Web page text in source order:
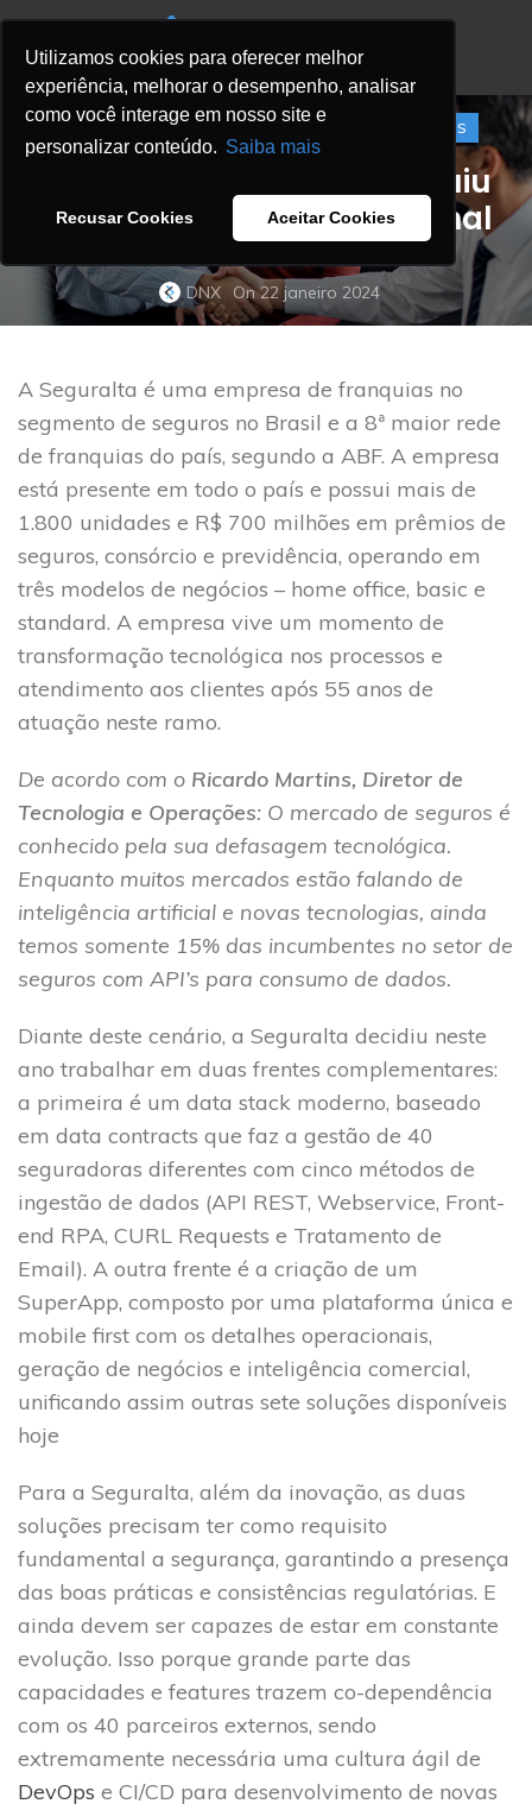
Utilizamos cookies para oferecer melhor
experiência, melhorar o desempenho, analisar
como você interage em nosso site e
personalizar conteúdo. Saiba mais
Recusar Cookies Aceitar Cookies
APP MODERNIZATION , DEVOPS
Como a Seguralta construiu
sua plataforma operacional
sem backend na AWS
DNX On 22 janeiro 2024
A Seguralta é uma empresa de franquias no
segmento de seguros no Brasil e a 8ª maior rede
de franquias do país, segundo a ABF. A empresa
está presente em todo o país e possui mais de
1.800 unidades e R$ 700 milhões em prêmios de
seguros, consórcio e previdência, operando em
três modelos de negócios – home office, basic e
standard. A empresa vive um momento de
transformação tecnológica nos processos e
atendimento aos clientes após 55 anos de
atuação neste ramo.
De acordo com o Ricardo Martins, Diretor de
Tecnologia e Operações: O mercado de seguros é
conhecido pela sua defasagem tecnológica.
Enquanto muitos mercados estão falando de
inteligência artificial e novas tecnologias, ainda
temos somente 15% das incumbentes no setor de
seguros com API’s para consumo de dados.
Diante deste cenário, a Seguralta decidiu neste
ano trabalhar em duas frentes complementares:
a primeira é um data stack moderno, baseado
em data contracts que faz a gestão de 40
seguradoras diferentes com cinco métodos de
ingestão de dados (API REST, Webservice, Front-
end RPA, CURL Requests e Tratamento de
Email). A outra frente é a criação de um
SuperApp, composto por uma plataforma única e
mobile first com os detalhes operacionais,
geração de negócios e inteligência comercial,
unificando assim outras sete soluções disponíveis
hoje
Para a Seguralta, além da inovação, as duas
soluções precisam ter como requisito
fundamental a segurança, garantindo a presença
das boas práticas e consistências regulatórias. E
ainda devem ser capazes de estar em constante
evolução. Isso porque grande parte das
capacidades e features trazem co-dependência
com os 40 parceiros externos, sendo
extremamente necessária uma cultura ágil de
DevOps e CI/CD para desenvolvimento de novas